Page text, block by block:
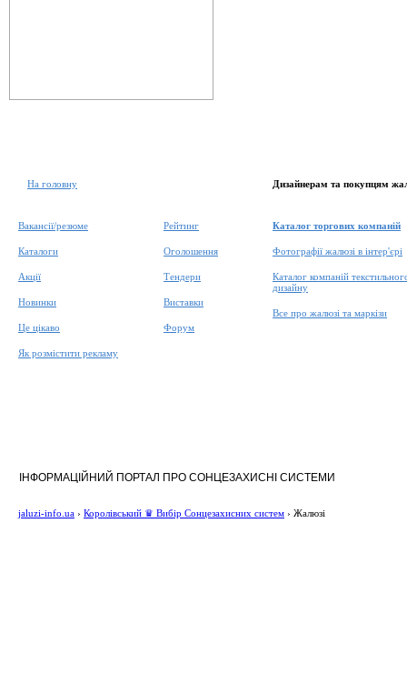
На головну
Вакансії/резюме
Каталоги
Акції
Новинки
Це цікаво
Як розмістити рекламу
Рейтинг
Оголошення
Тендери
Виставки
Форум
Дизайнерам та покупцям
Каталог торгових компаній
Фотографії жалюзі в інтер'єрі
Каталог компаній
дизайну
Все про жалюзі та маркізи
ІНФОРМАЦІЙНИЙ ПОРТАЛ ПРО СОНЦЕЗАХИСНІ СИСТЕМИ
jaluzi-info.ua › Королівський ♛ Вибір Сонцезахисних систем › Жалюзі